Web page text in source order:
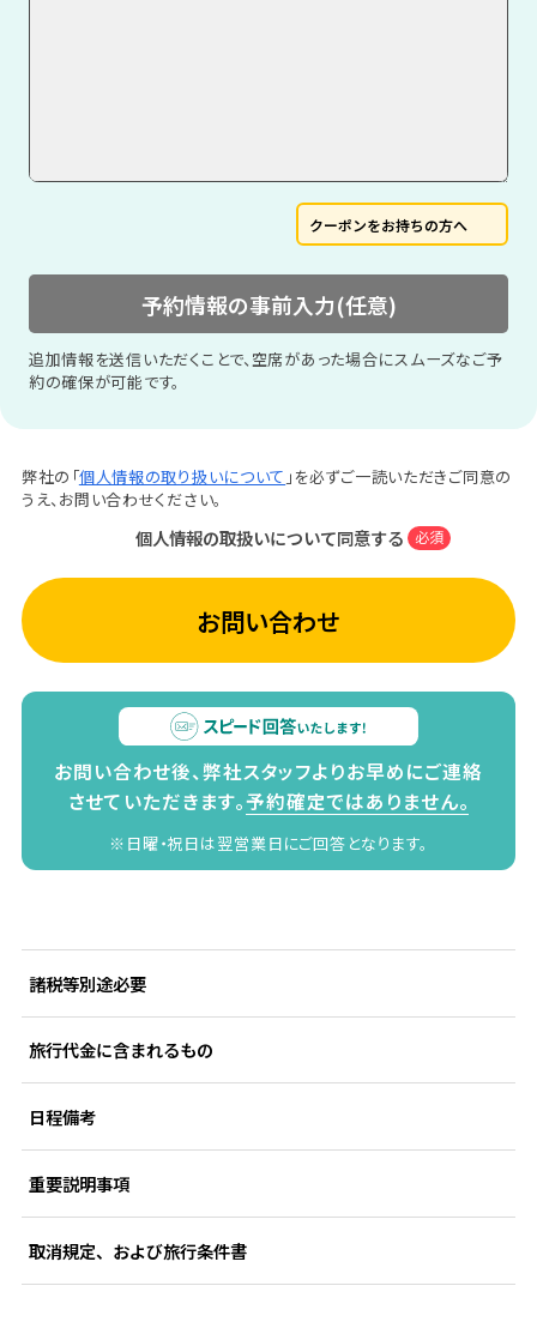
クーポンをお持ちの方へ
予約情報の事前入力(任意)
追加情報を送信いただくことで、空席があった場合にスムーズなご予
約の確保が可能です。
弊社の「個人情報の取り扱いについて 」を必ずご一読いただきご同意の
うえ、お問い合わせください。
個人情報の取扱いについて同意する 必須
お問い合わせ
お問い合わせ後、弊社スタッフよりお早めにご連絡
させていただきます。予約確定ではありません。
※日曜・祝日は翌営業日にご回答となります。
諸税等別途必要
旅行代金に含まれるもの
日程備考
重要説明事項
取消規定、および旅行条件書